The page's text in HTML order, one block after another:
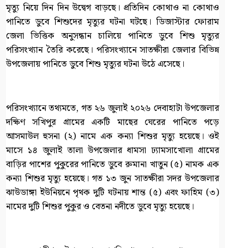
মৃত্যু নিয়ে দিন দিন উদ্বেগ বাড়ছে। প্রতিদিন কোথাও না কোথাও
পানিতে ডুবে শিশুদের মৃত্যুর ঘটনা ঘটছে। ডিজাস্টার ফোরাম
জেলা ভিত্তিক অনুসন্ধান চালিয়ে পানিতে ডুবে শিশু মৃত্যুর
পরিসংখ্যান তৈরি করেছে। পরিসংখ্যানে সাতক্ষীরা জেলার বিভিন্ন
উপজেলায় পানিতে ডুবে শিশু মৃত্যুর ঘটনা উঠে এসেছে।
পরিসংখ্যানে তথ্যমতে, গত ২৬ জুলাই ২০২৬ দেবাহাটা উপজেলার
দক্ষিণ সখিপুর গ্রামের একটি মাছের ঘেরের পানিতে পড়ে
আসমাউল হুসনা (২) নামে এক কন্যা শিশুর মৃত্যু হয়েছে। ওই
মাসে ১৪ জুলাই তালা উপজেলার ধামসা ঢ্যামসাখোলা গ্রামের
বাড়ির পাশের পুকুরের পানিতে ডুবে রুমানা খাতুন (৫) নামক এক
কন্যা শিশুর মৃত্যু হয়েছে। গত ১৩ জুন সাতক্ষীরা সদর উপজেলার
ঝাউডাঙ্গা ইউনিয়নে পৃথক দুটি ঘটনায় শান্ত (৫) এবং ফাহিম (৩)
নামের দুটি শিশুর পুকুর ও বেতনা নদীতে ডুবে মৃত্যু হয়েছে।